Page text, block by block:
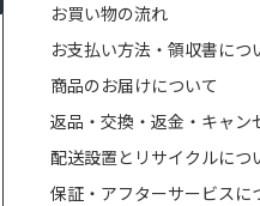
お買い物の流れ
お支払い方法・領収書につ
商品のお届けについて
返品・交換・返金・キャン
配送設置とリサイクルにつ
保証・アフターサービスに